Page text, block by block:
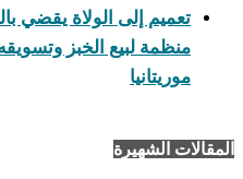
تعميم إلى الولاة يقضي
منظمة لبيع الخبز
موريتانيا
المقالات الشهيرة